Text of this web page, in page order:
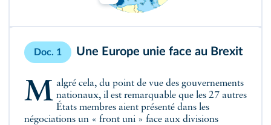
Doc. 1 Une Europe unie face au Brexit
Malgré cela, du point de vue des gouvernements nationaux, il est remarquable que les 27 autres
États membres aient présenté dans les
négociations un « front uni » face aux divisions